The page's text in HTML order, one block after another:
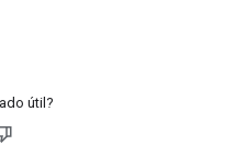
útil?